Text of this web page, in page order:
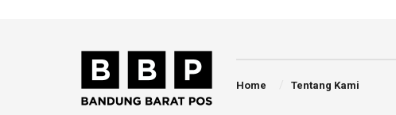
Home Tentang Kami